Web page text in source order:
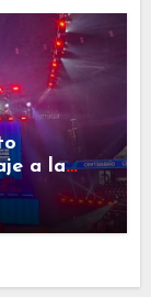
a la
y el